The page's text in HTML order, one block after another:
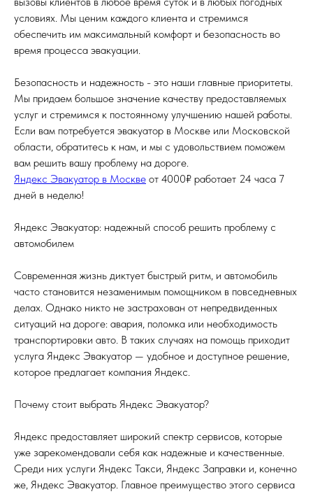
условиях. Мы ценим каждого клиента и стремимся
обеспечить им максимальный комфорт и безопасность во
время процесса эвакуации.
Безопасность и надежность - это наши главные приоритеты.
Мы придаем большое значение качеству предоставляемых
услуг и стремимся к постоянному улучшению нашей работы.
Если вам потребуется эвакуатор в Москве или Московской
области, обратитесь к нам, и мы с удовольствием поможем
вам решить вашу проблему на дороге.
Яндекс Эвакуатор в Москве от 4000₽ работает 24 часа 7
дней в неделю!
Яндекс Эвакуатор: надежный способ решить проблему с
автомобилем
Современная жизнь диктует быстрый ритм, и автомобиль
часто становится незаменимым помощником в повседневных
делах. Однако никто не застрахован от непредвиденных
ситуаций на дороге: авария, поломка или необходимость
транспортировки авто. В таких случаях на помощь приходит
услуга Яндекс Эвакуатор — удобное и доступное решение,
которое предлагает компания Яндекс.
Почему стоит выбрать Яндекс Эвакуатор?
Яндекс предоставляет широкий спектр сервисов, которые
уже зарекомендовали себя как надежные и качественные.
Среди них услуги Яндекс Такси, Яндекс Заправки и, конечно
же, Яндекс Эвакуатор. Главное преимущество этого сервиса